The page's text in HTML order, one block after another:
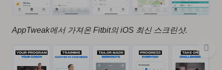
AppTweak에서 가져온 Fitbit의 iOS 최신 스크린샷.